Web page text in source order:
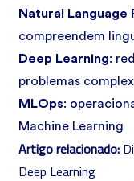
Natural Language
compreendem
Deep Learning:
problemas
MLOps:
Machine Learning
Artigo relacionado:
Deep Learning